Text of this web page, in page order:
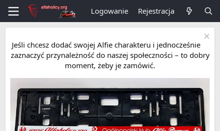
Logowanie Rejestracja
Jeśli chcesz dodać swojej Alfie charakteru i jednocześnie
zaznaczyć przynależność do naszej społeczności – to dobry
moment, żeby je zamówić.